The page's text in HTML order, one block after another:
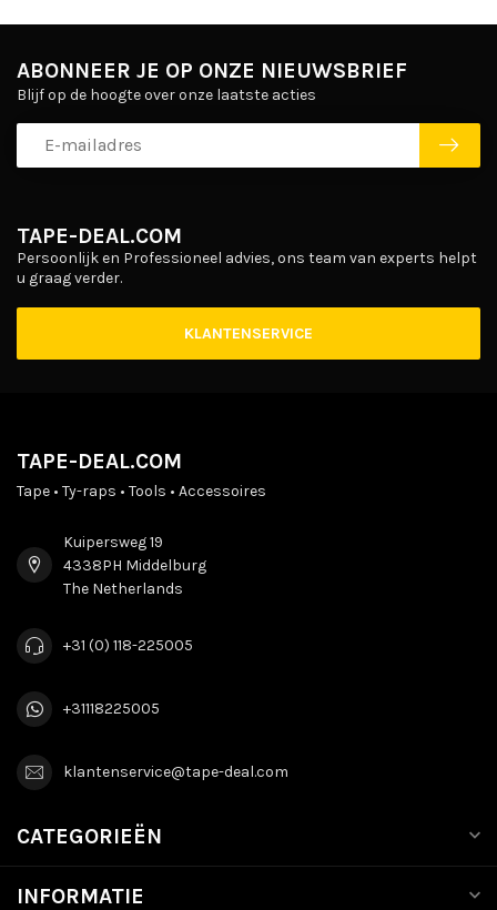
TAPE-DEAL.COM
Persoonlijk en Professioneel advies, ons team van experts helpt
u graag verder.
KLANTENSERVICE
ABONNEER JE OP ONZE NIEUWSBRIEF
Blijf op de hoogte over onze laatste acties
TAPE-DEAL.COM
Tape • Ty-raps • Tools • Accessoires
Kuipersweg 19
4338PH Middelburg
The Netherlands
+31 (0) 118-225005
+31118225005
klantenservice@tape-deal.com
CATEGORIEËN
INFORMATIE